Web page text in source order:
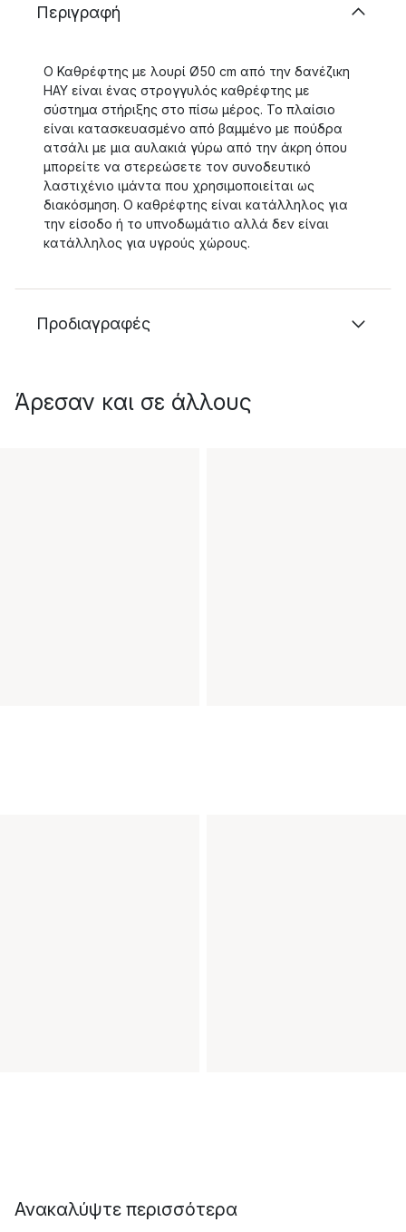
Περιγραφή
Ο Καθρέφτης με λουρί Ø50 cm από την δανέζικη
HAY είναι ένας στρογγυλός καθρέφτης με
σύστημα στήριξης στο πίσω μέρος. Το πλαίσιο
είναι κατασκευασμένο από βαμμένο με πούδρα
ατσάλι με μια αυλακιά γύρω από την άκρη όπου
μπορείτε να στερεώσετε τον συνοδευτικό
λαστιχένιο ιμάντα που χρησιμοποιείται ως
διακόσμηση. Ο καθρέφτης είναι κατάλληλος για
την είσοδο ή το υπνοδωμάτιο αλλά δεν είναι
κατάλληλος για υγρούς χώρους.
Προδιαγραφές
Άρεσαν και σε άλλους
Ανακαλύψτε περισσότερα